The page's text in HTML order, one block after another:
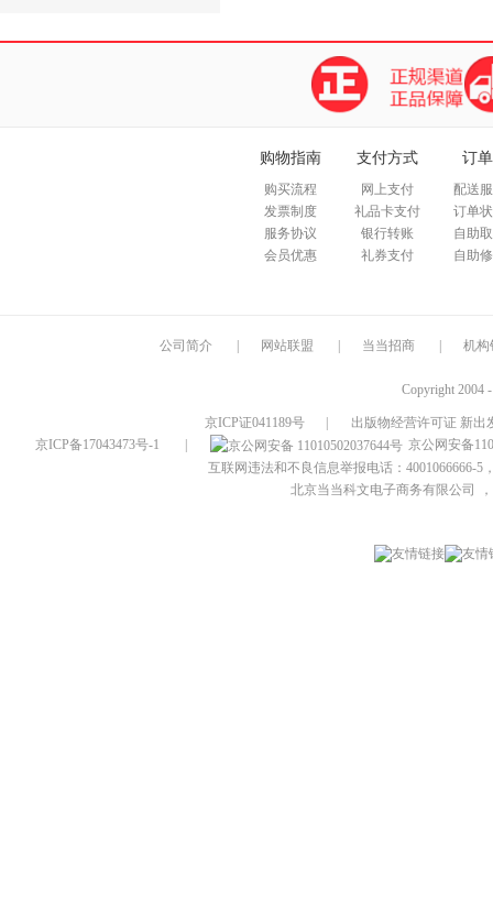
购物指南
购买流程
发票制度
服务协议
会员优惠
支付方式
网上支付
礼品卡支付
银行转账
礼券支付
订
配送
订单
自助
自助
公司简介 网站联盟 当当招商 机构
Copyright 2004
京ICP证041189号
出版物经营许可证 新出
京ICP备17043473号-1
京公网安备
互联网违法和不良信息举报电话：4001066666-5
北京当当科文电子商务有限公司